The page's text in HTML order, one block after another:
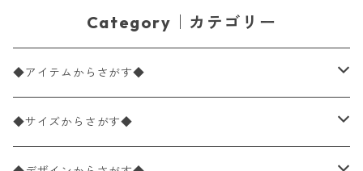
Category｜カテゴリー
◆アイテムからさがす◆
ペーパーナプキン2枚バラ売り
◆サイズからさがす◆